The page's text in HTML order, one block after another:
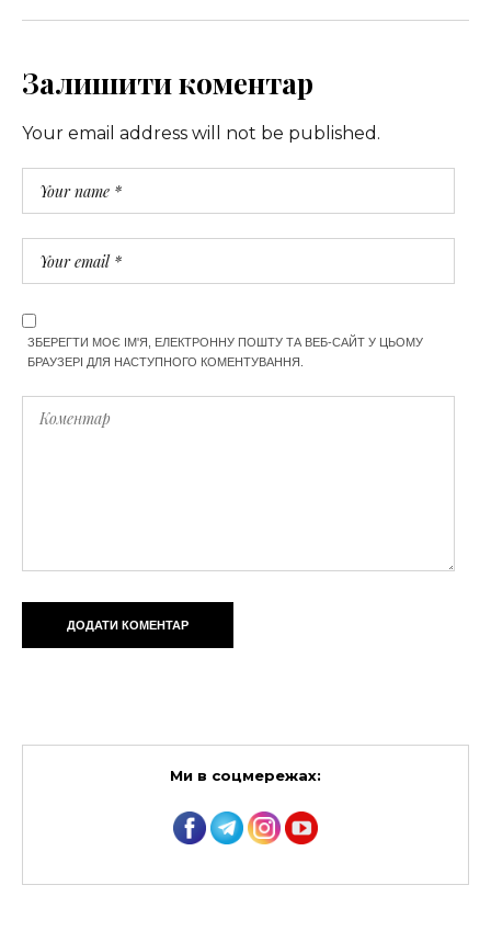
Залишити коментар
Your email address will not be published.
ЗБЕРЕГТИ МОЄ ІМ'Я, ЕЛЕКТРОННУ ПОШТУ ТА ВЕБ-САЙТ У ЦЬОМУ
БРАУЗЕРІ ДЛЯ НАСТУПНОГО КОМЕНТУВАННЯ.
Ми в соцмережах: